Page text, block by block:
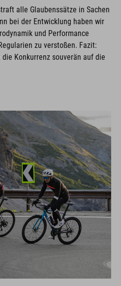
alle Glaubenssätze in Sachen
bei der Entwicklung haben wir
und Performance
zu verstoßen. Fazit:
Konkurrenz souverän auf die